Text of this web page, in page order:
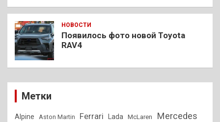
НОВОСТИ
Появилось фото новой Toyota
RAV4
Метки
Alpine Aston Martin Ferrari Lada McLaren Mercedes